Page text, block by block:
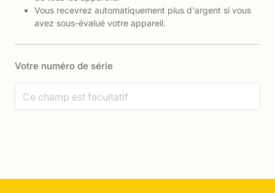
Vous recevrez automatiquement plus d'argent si vous
avez sous-évalué votre appareil.
Votre numéro de série